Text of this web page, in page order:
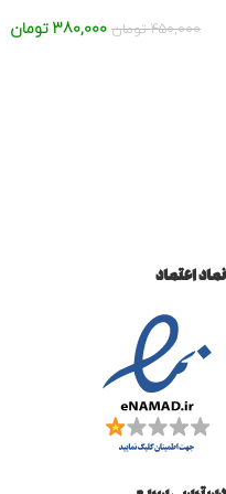
450,000 تومان 380,000 تومان
نماد اعتماد